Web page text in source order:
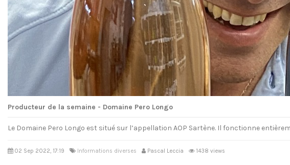
Producteur de la semaine - Domaine Pero Longo
Le Domaine Pero Longo est situé sur l’appellation AOP Sartène. Il fonctionne
02 Sep 2022, 17:19 Informations diverses Pascal Leccia 1438 views